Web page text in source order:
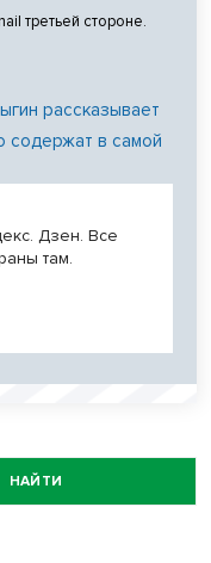
третьей стороне.
рассказывает
содержат в самой
Дзен. Все
там.
НАЙТИ